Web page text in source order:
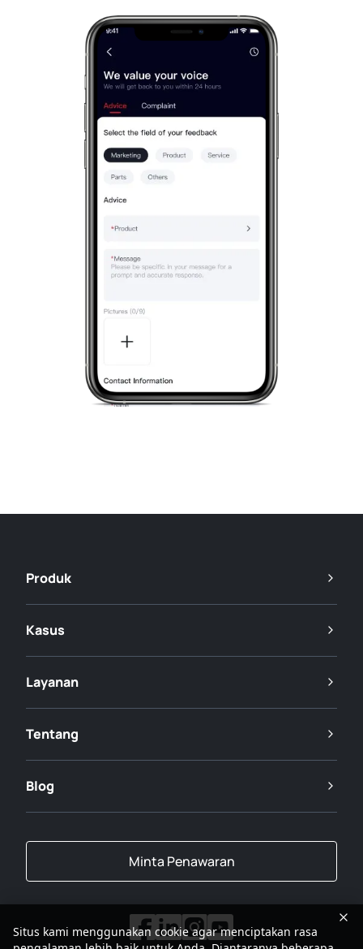
Produk
Kasus
Layanan
Tentang
Blog
Minta Penawaran
Situs kami menggunakan cookie agar menciptakan rasa